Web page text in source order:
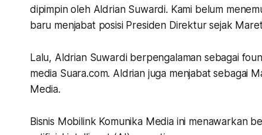
dipimpin oleh Aldrian Suwardi. Kami belum
baru menjabat posisi Presiden Direktur sejak
Lalu, Aldrian Suwardi berpengalaman sebagai
media Suara.com. Aldrian juga menjabat sebagai
Media.
Bisnis Mobilink Komunika Media ini menawarkan